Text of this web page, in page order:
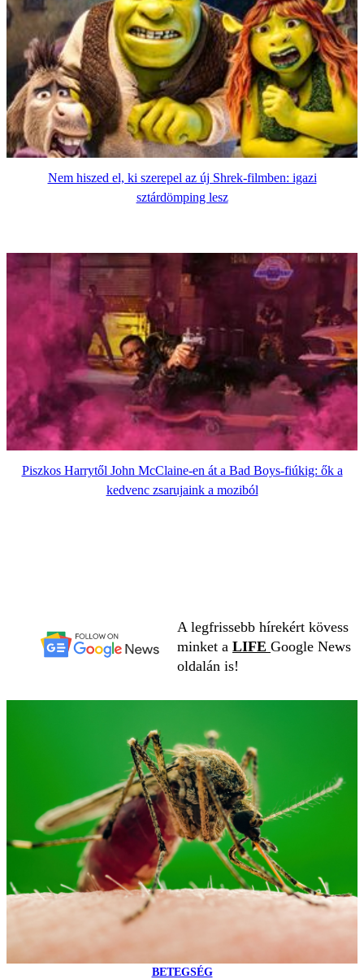
Nem hiszed el, ki szerepel az új Shrek-filmben: igazi
sztárdömping lesz
Piszkos Harrytől John McClaine-en át a Bad Boys-fiúkig: ők a
kedvenc zsarujaink a moziból
A legfrissebb hírekért kövess
minket a LIFE Google News
oldalán is!
BETEGSÉG